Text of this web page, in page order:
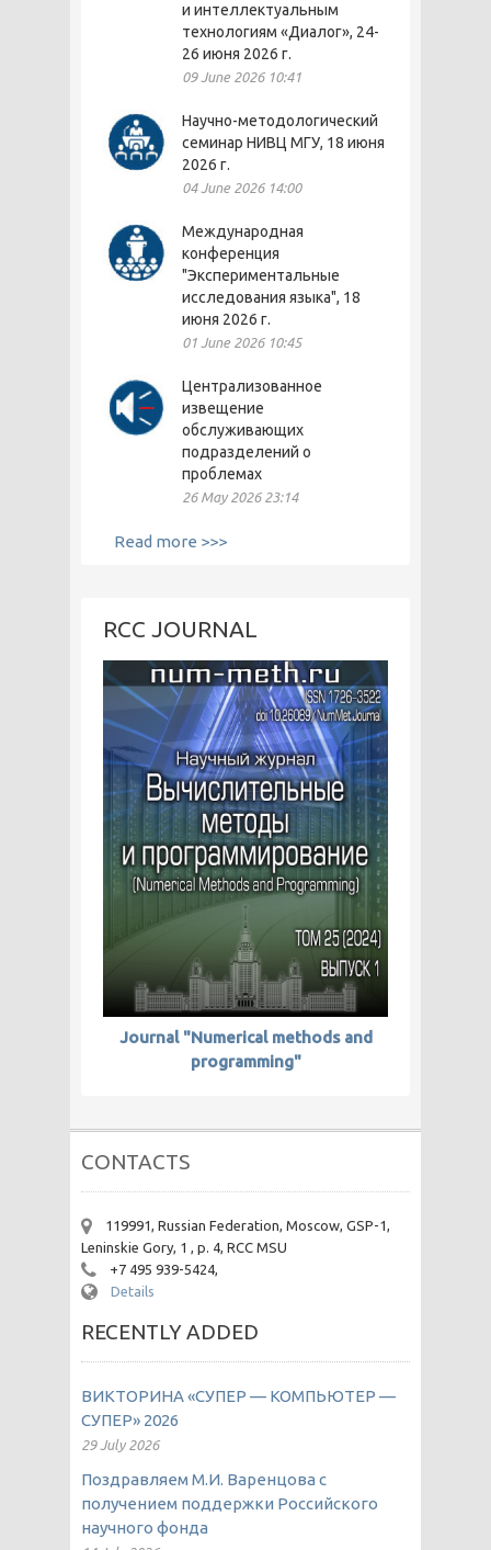
и интеллектуальным
технологиям «Диалог», 24-
26 июня 2026 г.
09 June 2026 10:41
Научно-методологический
семинар НИВЦ МГУ, 18 июня
2026 г.
04 June 2026 14:00
Международная
конференция
"Экспериментальные
исследования языка", 18
июня 2026 г.
01 June 2026 10:45
Централизованное
извещение
обслуживающих
подразделений о
проблемах
26 May 2026 23:14
Read more >>>
RCC JOURNAL
Journal "Numerical methods and
programming"
CONTACTS
119991, Russian Federation, Moscow, GSP-1,
Leninskie Gory, 1 , p. 4, RCC MSU
+7 495 939-5424,
Details
RECENTLY ADDED
ВИКТОРИНА «СУПЕР — КОМПЬЮТЕР —
СУПЕР» 2026
29 July 2026
Поздравляем М.И. Варенцова с
получением поддержки Российского
научного фонда